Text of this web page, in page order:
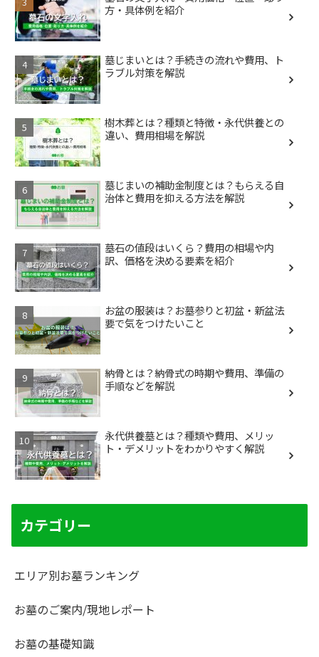
方・具体例を紹介
墓じまいとは？手続きの流れや費用、ト
ラブル対策を解説
樹木葬とは？種類と特徴・永代供養との
違い、費用相場を解説
墓じまいの補助金制度とは？もらえる自
治体と費用を抑える方法を解説
墓石の値段はいくら？費用の相場や内
訳、価格を決める要素を紹介
お盆の服装は？お墓参りと初盆・新盆法
要で気をつけたいこと
納骨とは？納骨式の時期や費用、準備の
手順などを解説
永代供養墓とは？種類や費用、メリッ
ト・デメリットをわかりやすく解説
カテゴリー
エリア別お墓ランキング
お墓のご案内/現地レポート
お墓の基礎知識